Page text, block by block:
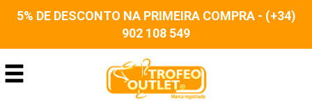
5% DE DESCONTO NA PRIMEIRA COMPRA - (+34)
902 108 549